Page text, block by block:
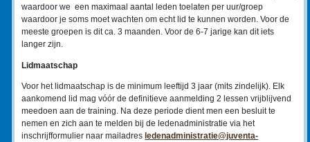
waardoor we een maximaal aantal leden toelaten per uur/groep
waardoor je soms moet wachten om echt lid te kunnen worden. Voor de
meeste groepen is dit ca. 3 maanden. Voor de 6-7 jarige kan dit iets
langer zijn.
Lidmaatschap
Voor het lidmaatschap is de minimum leeftijd 3 jaar (mits zindelijk). Elk
aankomend lid mag vóór de definitieve aanmelding 2 lessen vrijblijvend
meedoen aan de training. Na deze periode dient men een besluit te
nemen en zich aan te melden bij de ledenadministratie via het
inschrijfformulier naar mailadres ledenadministratie@juventa-